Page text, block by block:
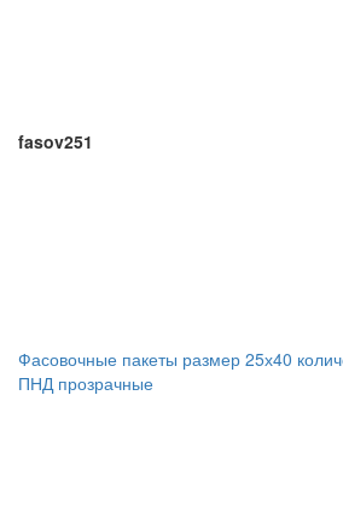
fasov251
Фасовочные пакеты размер 25х40
ПНД прозрачные